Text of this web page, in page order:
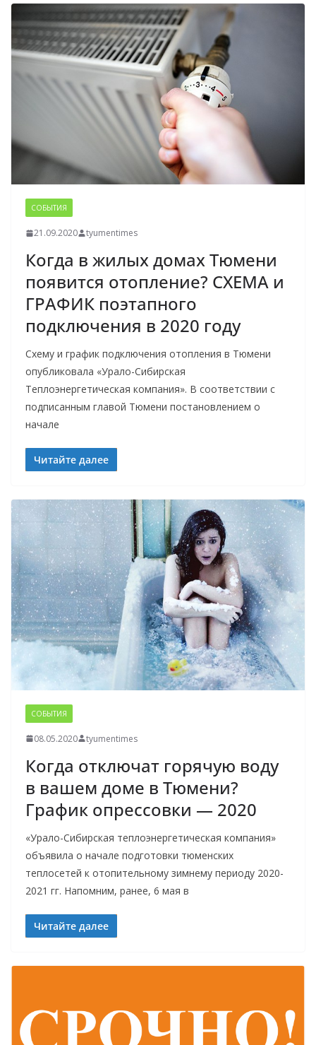
СОБЫТИЯ
21.09.2020 tyumentimes
Когда в жилых домах Тюмени
появится отопление? СХЕМА и
ГРАФИК поэтапного
подключения в 2020 году
Схему и график подключения отопления в Тюмени
опубликовала «Урало-Сибирская
Теплоэнергетическая компания». В соответствии с
подписанным главой Тюмени постановлением о
начале
Читайте далее
СОБЫТИЯ
08.05.2020 tyumentimes
Когда отключат горячую воду
в вашем доме в Тюмени?
График опрессовки — 2020
«Урало-Сибирская теплоэнергетическая компания»
объявила о начале подготовки тюменских
теплосетей к отопительному зимнему периоду 2020-
2021 гг. Напомним, ранее, 6 мая в
Читайте далее